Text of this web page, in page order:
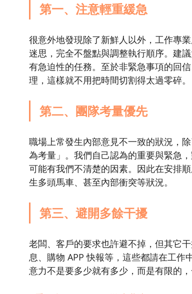
第一、注意輕重緩急
很意外地發現除了新鮮人以外，工作專
迷思，完全不盤點與調整執行順序。建
有急迫性的任務。至於非緊急事項的回
理，這樣就不用把時間切割得太過零碎。
第二、團隊考量優先
職場上常發生內部意見不一致的狀況，
為考量」。我們自己認為的重要與緊急
可能有我們不清楚的因素。因此在安排
生多頭馬車、甚至內部衝突等狀況。
第三、避開多餘干擾
老闆、客戶的要求也許避不掉，但其它
息、購物 APP 快報等，這些都請在工作
意力不是要多少就有多少，而是有限的